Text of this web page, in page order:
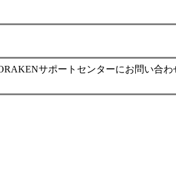
サポートセンターにお問い合わ